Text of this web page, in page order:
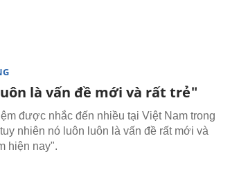
là vấn đề mới và rất trẻ"
được nhắc đến nhiều tại Việt Nam trong
nhiên nó luôn luôn là vấn đề rất mới và
hiện nay".